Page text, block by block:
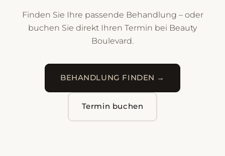
Finden Sie Ihre passende Behandlung – oder
buchen Sie direkt Ihren Termin bei Beauty
Boulevard.
BEHANDLUNG FINDEN →
Termin buchen